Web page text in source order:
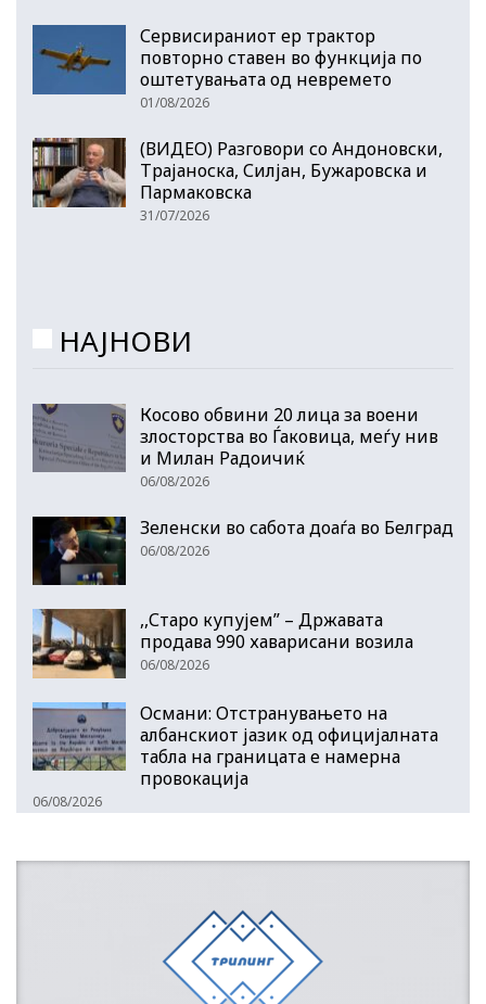
Сервисираниот ер трактор
повторно ставен во функција по
оштетувањата од невремето
01/08/2026
(ВИДЕО) Разговори со Андоновски,
Трајаноска, Силјан, Бужаровска и
Пармаковска
31/07/2026
НАЈНОВИ
Косово обвини 20 лица за воени
злосторства во Ѓаковица, меѓу нив
и Милан Радоичиќ
06/08/2026
Зеленски во сабота доаѓа во Белград
06/08/2026
,,Старо купујем” – Државата
продава 990 хаварисани возила
06/08/2026
Османи: Отстранувањето на
албанскиот јазик од официјалната
табла на границата е намерна
провокација
06/08/2026